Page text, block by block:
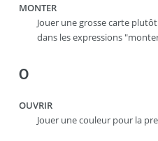
MONTER
Jouer une grosse carte
dans les expressions
O
OUVRIR
Jouer une couleur pour la